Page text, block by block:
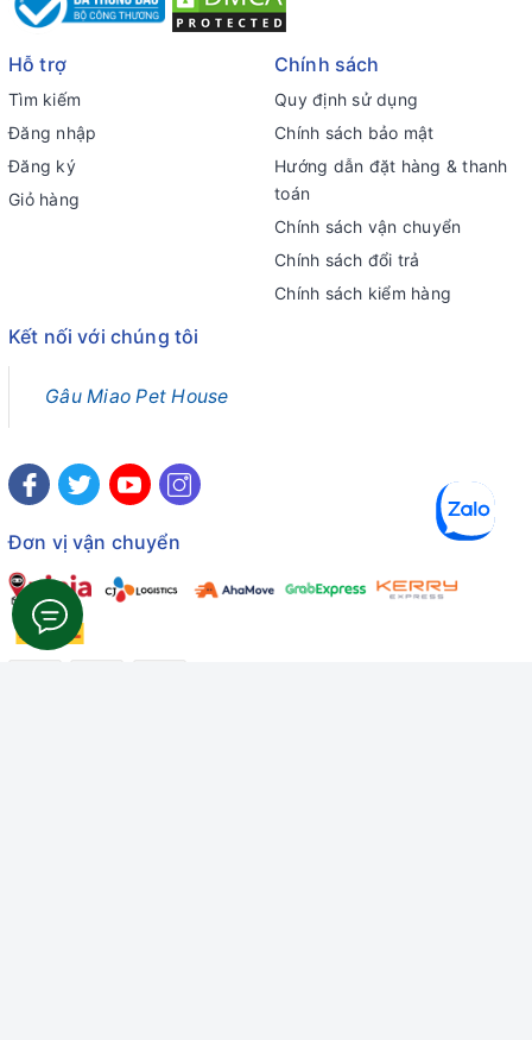
Hỗ trợ
Tìm kiếm
Đăng nhập
Đăng ký
Giỏ hàng
Chính sách
Quy định sử dụng
Chính sách bảo mật
Hướng dẫn đặt hàng & thanh
toán
Chính sách vận chuyển
Chính sách đổi trả
Chính sách kiểm hàng
Kết nối với chúng tôi
Gâu Miao Pet House
Đơn vị vận chuyển